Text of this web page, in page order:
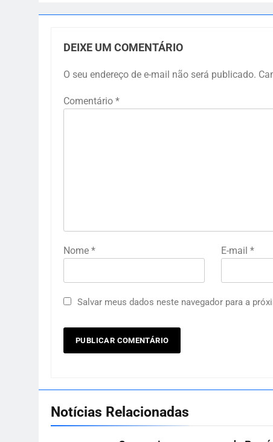
DEIXE UM COMENTÁRIO
O seu endereço de e-mail não será publicado.
Comentário *
Nome * E-mail *
Salvar meus dados neste navegador para a
Notícias Relacionadas